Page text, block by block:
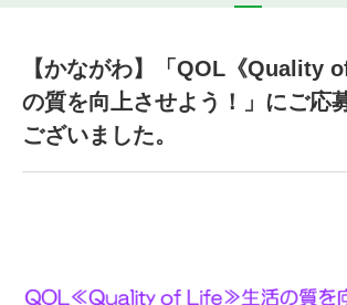
【かながわ】「QOL《Quality
の質を向上させよう！」にご応
ございました。